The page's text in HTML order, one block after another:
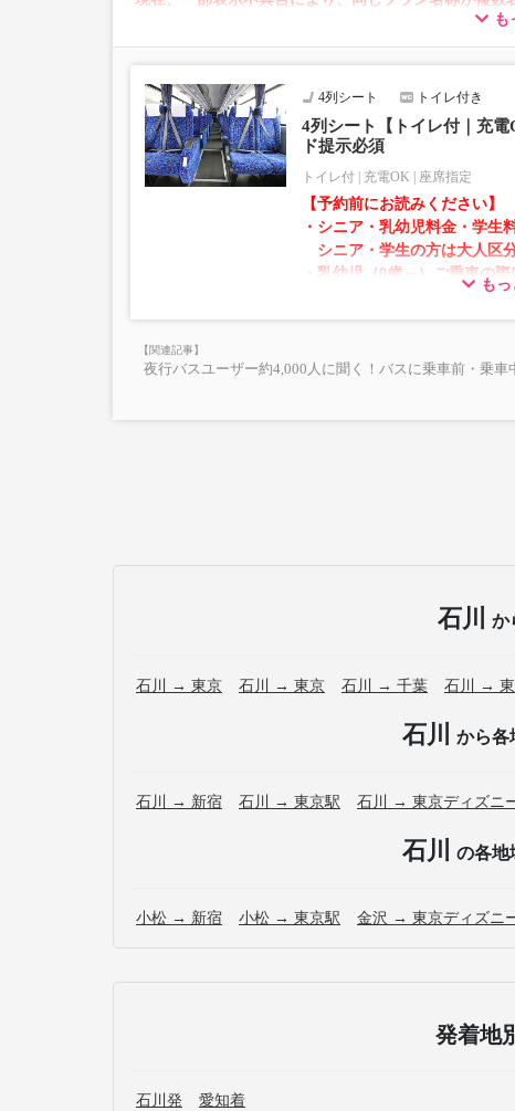
その場合、予約操作途中でエラーが発生する可能性が
願いいたします。
も
4列シート トイレ付き
4列シート【トイレ付｜充
ド提示必須
トイレ付 充電OK 座席指定
【予約前にお読みください】
・シニア・乳幼児料金・学生
シニア・学生の方は大人区
・乳幼児（0歳～）ご乗車の
乳幼児の方は小児区分を選
・AM1時～5時の間はシステ
も
夜行バスユーザー約4,000人に聞く！バスに乗車前・乗
石川 か
石川 → 東京 石川 → 東京 石川 → 千葉 石川 →
石川 から各
石川 → 新宿 石川 → 東京駅 石川 → 東京ディズニ
石川 の各地
小松 → 新宿 小松 → 東京駅 金沢 → 東京ディズニ
発着地
石川発 愛知着